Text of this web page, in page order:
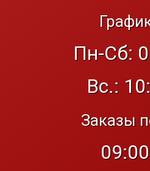
Пн-Сб:
Вс.:
Заказы